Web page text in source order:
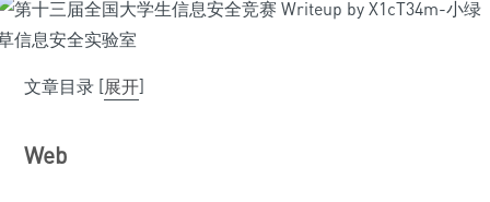
文章目录 [展开]
Web